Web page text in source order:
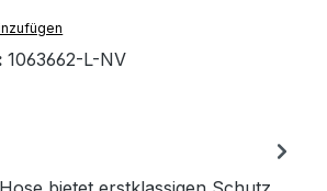
1063662-L-NV